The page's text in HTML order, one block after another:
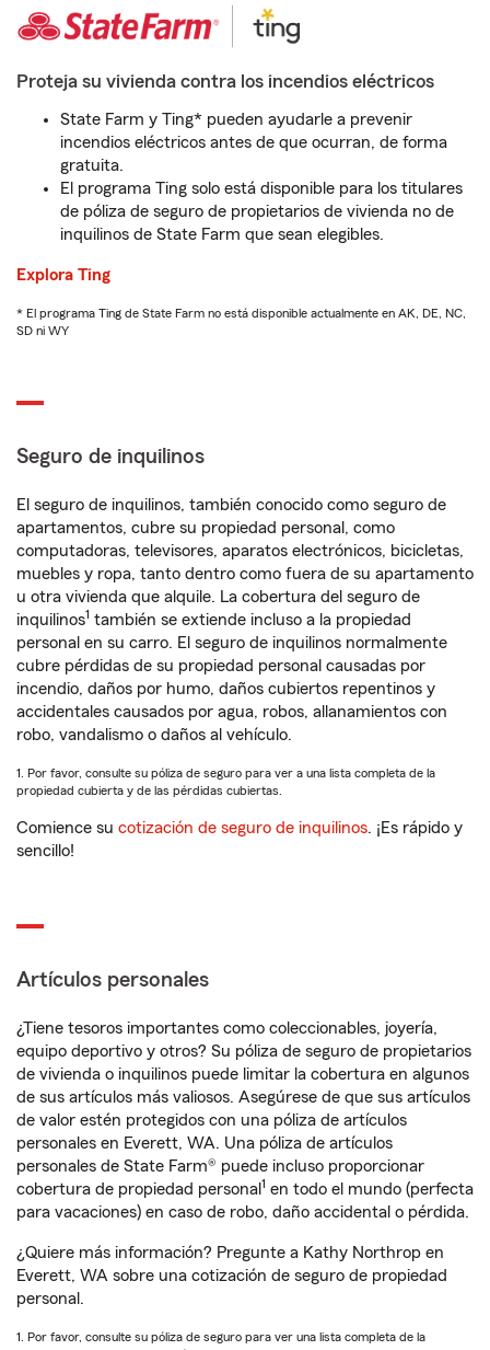
Proteja su vivienda contra los incendios eléctricos
State Farm y Ting* pueden ayudarle a prevenir
incendios eléctricos antes de que ocurran, de forma
gratuita.
El programa Ting solo está disponible para los titulares
de póliza de seguro de propietarios de vivienda no de
inquilinos de State Farm que sean elegibles.
Explora Ting
* El programa Ting de State Farm no está disponible actualmente en AK, DE, NC,
SD ni WY
Seguro de inquilinos
El seguro de inquilinos, también conocido como seguro de
apartamentos, cubre su propiedad personal, como
computadoras, televisores, aparatos electrónicos, bicicletas,
muebles y ropa, tanto dentro como fuera de su apartamento
u otra vivienda que alquile. La cobertura del seguro de
inquilinos1 también se extiende incluso a la propiedad
personal en su carro. El seguro de inquilinos normalmente
cubre pérdidas de su propiedad personal causadas por
incendio, daños por humo, daños cubiertos repentinos y
accidentales causados por agua, robos, allanamientos con
robo, vandalismo o daños al vehículo.
1. Por favor, consulte su póliza de seguro para ver a una lista completa de la
propiedad cubierta y de las pérdidas cubiertas.
Comience su cotización de seguro de inquilinos. ¡Es rápido y
sencillo!
Artículos personales
¿Tiene tesoros importantes como coleccionables, joyería,
equipo deportivo y otros? Su póliza de seguro de propietarios
de vivienda o inquilinos puede limitar la cobertura en algunos
de sus artículos más valiosos. Asegúrese de que sus artículos
de valor estén protegidos con una póliza de artículos
personales en Everett, WA. Una póliza de artículos
personales de State Farm® puede incluso proporcionar
cobertura de propiedad personal 1 en todo el mundo (perfecta
para vacaciones) en caso de robo, daño accidental o pérdida.
¿Quiere más información? Pregunte a Kathy Northrop en
Everett, WA sobre una cotización de seguro de propiedad
personal.
1. Por favor, consulte su póliza de seguro para ver una lista completa de la